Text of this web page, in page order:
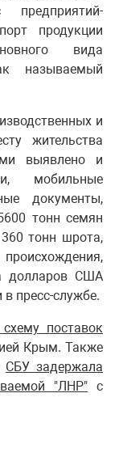
продукции
вида
называемый
и
жительства
выявлено и
мобильные
документы,
тонн семян
тонн шрота,
долларов США
пресс-службе.
поставок
Крым. Также
СБУ задержала
"ЛНР" с